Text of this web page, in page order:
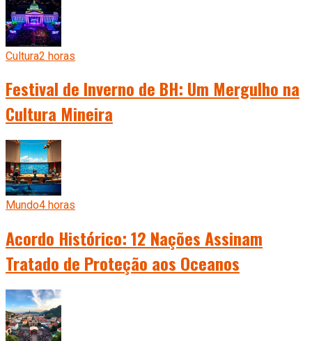
Cultura2 horas
Festival de Inverno de BH: Um Mergulho na
Cultura Mineira
Mundo4 horas
Acordo Histórico: 12 Nações Assinam
Tratado de Proteção aos Oceanos